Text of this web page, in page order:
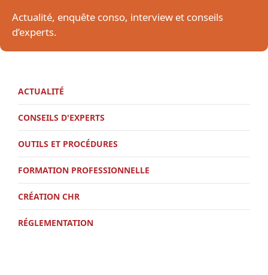
Actualité, enquête conso, interview et conseils
d’experts.
ACTUALITÉ
CONSEILS D'EXPERTS
OUTILS ET PROCÉDURES
FORMATION PROFESSIONNELLE
CRÉATION CHR
RÉGLEMENTATION